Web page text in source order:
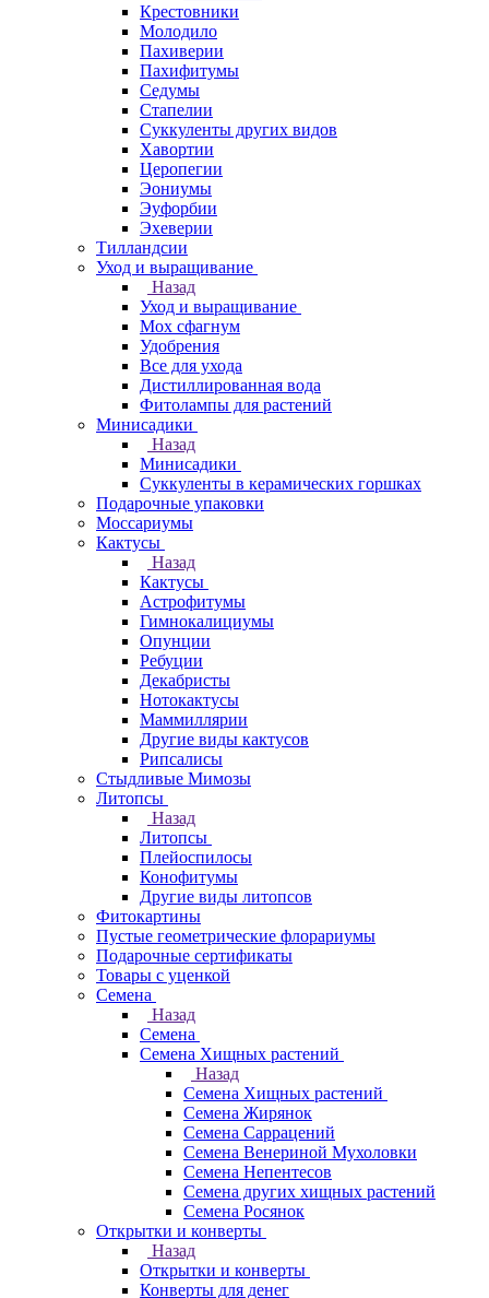
Крестовники
Молодило
Пахиверии
Пахифитумы
Седумы
Стапелии
Суккуленты других видов
Хавортии
Церопегии
Эониумы
Эуфорбии
Эхеверии
Тилландсии
Уход и выращивание
Назад
Уход и выращивание
Мох сфагнум
Удобрения
Все для ухода
Дистиллированная вода
Фитолампы для растений
Минисадики
Назад
Минисадики
Суккуленты в керамических горшках
Подарочные упаковки
Моссариумы
Кактусы
Назад
Кактусы
Астрофитумы
Гимнокалициумы
Опунции
Ребуции
Декабристы
Нотокактусы
Маммиллярии
Другие виды кактусов
Рипсалисы
Стыдливые Мимозы
Литопсы
Назад
Литопсы
Плейоспилосы
Конофитумы
Другие виды литопсов
Фитокартины
Пустые геометрические флорариумы
Подарочные сертификаты
Товары с уценкой
Семена
Назад
Семена
Семена Хищных растений
Назад
Семена Хищных растений
Семена Жирянок
Семена Саррацений
Семена Венериной Мухоловки
Семена Непентесов
Семена других хищных растений
Семена Росянок
Открытки и конверты
Назад
Открытки и конверты
Конверты для денег